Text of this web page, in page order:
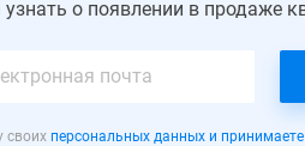
о появлении в продаже
своих персональных данных и